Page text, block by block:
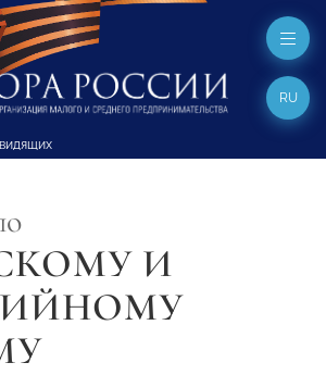
RU
И